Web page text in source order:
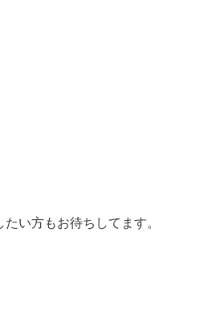
い方もお待ちしてます。